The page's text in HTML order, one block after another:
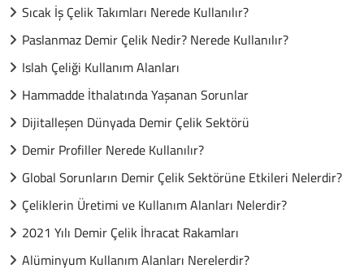
Sıcak İş Çelik Takımları Nerede Kullanılır?
Paslanmaz Demir Çelik Nedir? Nerede Kullanılır?
Islah Çeliği Kullanım Alanları
Hammadde İthalatında Yaşanan Sorunlar
Dijitalleşen Dünyada Demir Çelik Sektörü
Demir Profiller Nerede Kullanılır?
Global Sorunların Demir Çelik Sektörüne Etkileri Nelerdir?
Çeliklerin Üretimi ve Kullanım Alanları Nelerdir?
2021 Yılı Demir Çelik İhracat Rakamları
Alüminyum Kullanım Alanları Nerelerdir?